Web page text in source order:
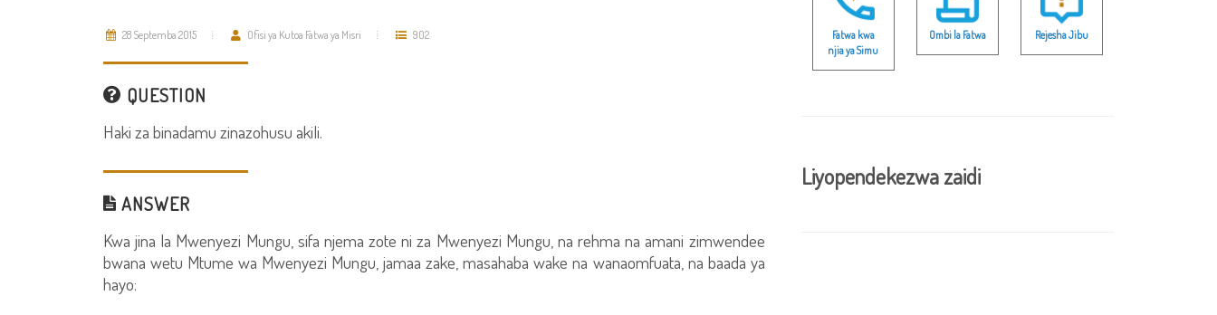
28 Septemba 2015 Ofisi ya Kutoa Fatwa ya Misri 902
QUESTION
Haki za binadamu zinazohusu akili.
ANSWER
Kwa jina la Mwenyezi Mungu, sifa njema zote ni za Mwenyezi Mungu, na rehma na amani zimwendee
bwana wetu Mtume wa Mwenyezi Mungu, jamaa zake, masahaba wake na wanaomfuata, na baada ya
hayo:
Fatwa kwa
njia ya Simu
Ombi la Fatwa Rejesha Jibu
Liyopendekezwa zaidi